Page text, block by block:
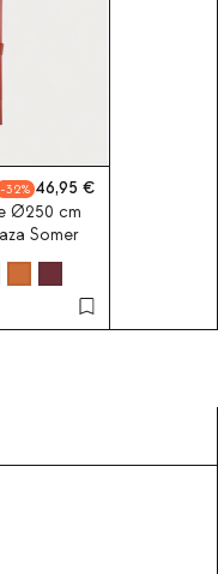
32
46,95
Ø250 cm
Somer